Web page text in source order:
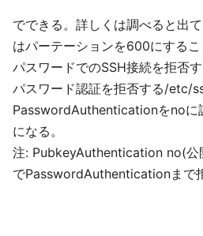
でできる。詳しくは調べると出
はパーテーションを600にするこ
パスワードでのSSH接続を拒否す
パスワード認証を拒否する/etc/
PasswordAuthenticationをnoに
になる。
注: PubkeyAuthentication no(公
でPasswordAuthenticationまで